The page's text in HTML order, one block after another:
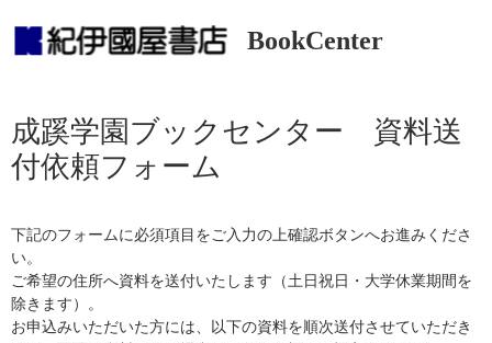
BookCenter
成蹊学園ブックセンター 資料送
付依頼フォーム
下記のフォームに必須項目をご入力の上確認ボタンへお進みくださ
い。
ご希望の住所へ資料を送付いたします（土日祝日・大学休業期間を
除きます）。
お申込みいただいた方には、以下の資料を順次送付させていただき